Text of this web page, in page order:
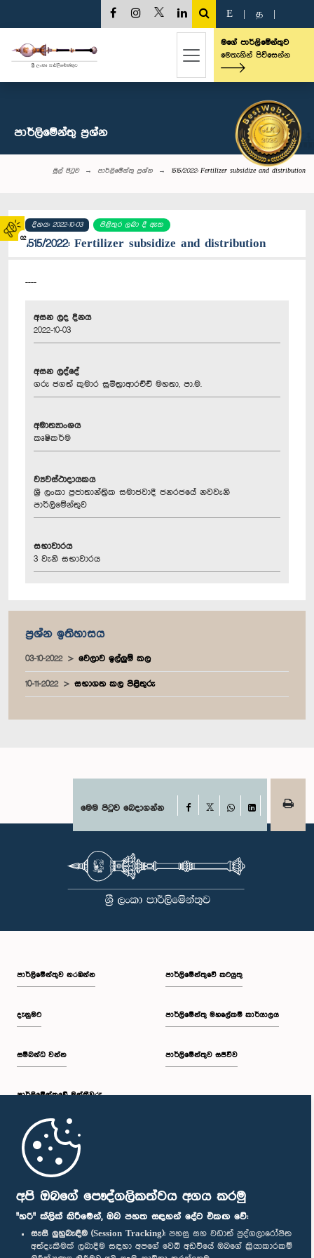
අපි ඔබගේ පෞද්ගලිකත්වය අගය කරමු
"හරි" ක්ලික් කිරීමෙන්, ඔබ පහත සඳහන් දේට එකඟ වේ:
සැසි ලුහුබැඳීම (Session Tracking): පහසු සහ වඩාත් පුද්ගලාරෝපිත
අත්දැකීමක් ලබාදීම සඳහා අපගේ වෙබ් අඩවියේ ඔබගේ ක්‍රියාකාරකම්
02
E த
මගේ පාර්ලිමේන්තුව
මෙතැනින් පිවිසෙන්න
පාර්ලි‌මේන්තු‌ ප්‍රශ්න
මුල් පිටුව පාර්ලි‌මේන්තු‌ ප්‍රශ්න 1515/2022: Fertilizer subsidize and distribution
දිනය: 2022-10-03 පිළිතුර ලබා දී ඇත
1515/2022: Fertilizer subsidize and distribution
----
අසන ලද දිනය
2022-10-03
අසන ලද්දේ
ගරු ජගත් කුමාර සුමිත්‍රාආරච්චි මහතා, පා.ම.
අමාත්‍යාංශය
කෘෂිකර්ම
ව්‍යවස්ථාදායකය
ශ්‍රී ලංකා ප්‍රජාතාන්ත්‍රික සමාජවාදී ජනරජයේ නවවැනි
පාර්ලිමේන්තුව
සභාවාරය
3 වැනි සභාවාරය
ප්‍රශ්න ඉතිහාසය
03-10-2022 වෙලාව ඉල්ලුම් කල
10-11-2022 සභාගත කල පිළිතුරු
මෙම පිටුව බෙදාගන්න Facebook
WhatsAppLinkedIn
පාර්ලි‌මේන්තුව නරඹන්න
දැනුමට
සම්බන්ධ වන්න
පාර්ලි‌මේන්තුවේ මන්ත්‍රීවරු
මුල් පිටුව
පාර්ලිමේන්තුවේ කටයුතු
පාර්ලිමේන්තු මහලේකම් කාර්යාලය
පාර්ලිමේන්තුව සජීවීව
පාර්ලිමේන්තු ජංගම යෙදුම